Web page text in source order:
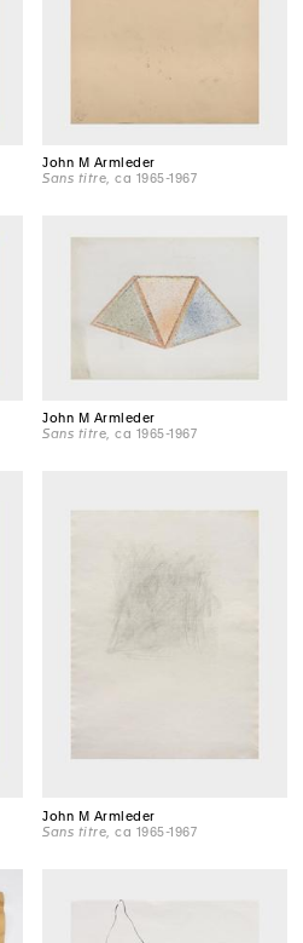
John M Armleder
Sans titre , ca 1965-1967
John M Armleder
Sans titre , ca 1965-1967
John M Armleder
Sans titre , ca 1965-1967